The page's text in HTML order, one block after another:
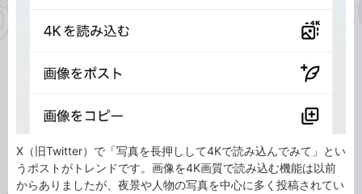
X（旧Twitter）で「写真を長押しして4Kで読み込んでみて」とい
うポストがトレンドです。画像を4K画質で読み込む機能は以前
からありましたが、夜景や人物の写真を中心に多く投稿されてい